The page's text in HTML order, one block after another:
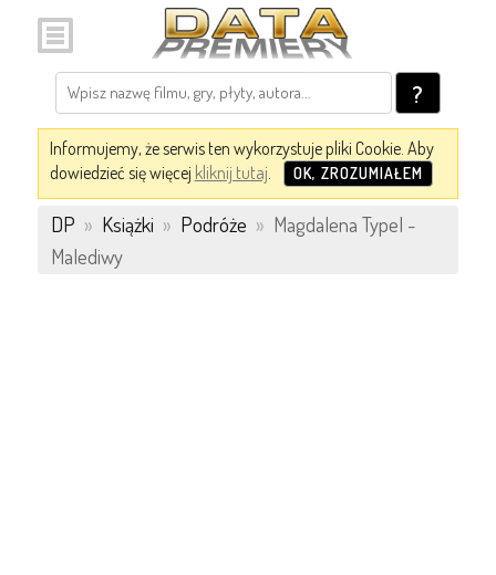
?
Informujemy, że serwis ten wykorzystuje pliki Cookie. Aby
dowiedzieć się więcej kliknij tutaj. OK, ZROZUMIAŁEM
DP » Książki » Podróże » Magdalena Typel -
Malediwy